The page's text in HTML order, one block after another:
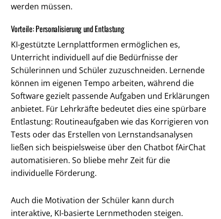
werden müssen.
Vorteile: Personalisierung und Entlastung
KI-gestützte Lernplattformen ermöglichen es,
Unterricht individuell auf die Bedürfnisse der
Schülerinnen und Schüler zuzuschneiden. Lernende
können im eigenen Tempo arbeiten, während die
Software gezielt passende Aufgaben und Erklärungen
anbietet. Für Lehrkräfte bedeutet dies eine spürbare
Entlastung: Routineaufgaben wie das Korrigieren von
Tests oder das Erstellen von Lernstandsanalysen
ließen sich beispielsweise über den Chatbot fAirChat
automatisieren. So bliebe mehr Zeit für die
individuelle Förderung.
Auch die Motivation der Schüler kann durch
interaktive, KI-basierte Lernmethoden steigen.